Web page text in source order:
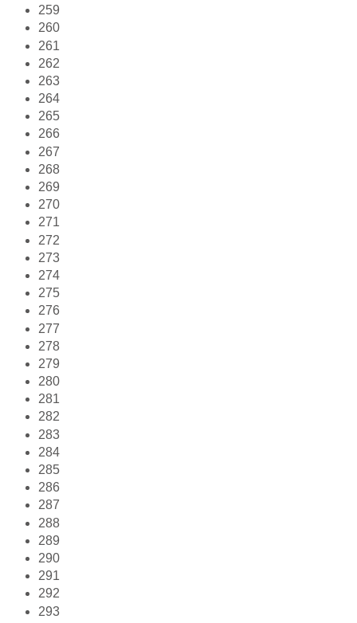
259
260
261
262
263
264
265
266
267
268
269
270
271
272
273
274
275
276
277
278
279
280
281
282
283
284
285
286
287
288
289
290
291
292
293